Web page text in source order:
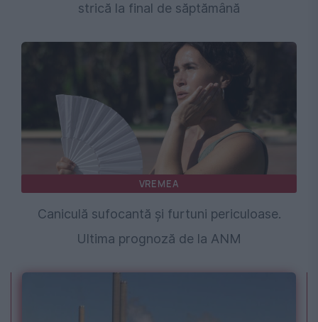
strică la final de săptămână
VREMEA
Caniculă sufocantă și furtuni periculoase.
Ultima prognoză de la ANM